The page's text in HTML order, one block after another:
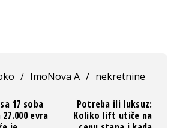
/ ImoNova A / nekretnine
17 soba
evra
Potreba ili luksuz:
Koliko lift utiče na